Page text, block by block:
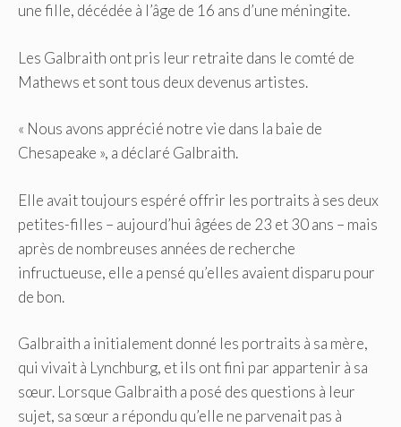
une fille, décédée à l’âge de 16 ans d’une méningite.
Les Galbraith ont pris leur retraite dans le comté de
Mathews et sont tous deux devenus artistes.
« Nous avons apprécié notre vie dans la baie de
Chesapeake », a déclaré Galbraith.
Elle avait toujours espéré offrir les portraits à ses deux
petites-filles – aujourd’hui âgées de 23 et 30 ans – mais
après de nombreuses années de recherche
infructueuse, elle a pensé qu’elles avaient disparu pour
de bon.
Galbraith a initialement donné les portraits à sa mère,
qui vivait à Lynchburg, et ils ont fini par appartenir à sa
sœur. Lorsque Galbraith a posé des questions à leur
sujet, sa sœur a répondu qu’elle ne parvenait pas à